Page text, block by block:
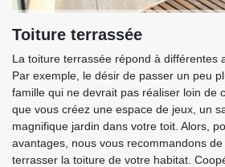
Toiture terrassée
La toiture terrassée répond à différentes
Par exemple, le désir de passer un peu
famille qui ne devrait pas réaliser loin de
que vous créez une espace de jeux, un
magnifique jardin dans votre toit. Alors,
avantages, nous vous recommandons
terrasser la toiture de votre habitat.